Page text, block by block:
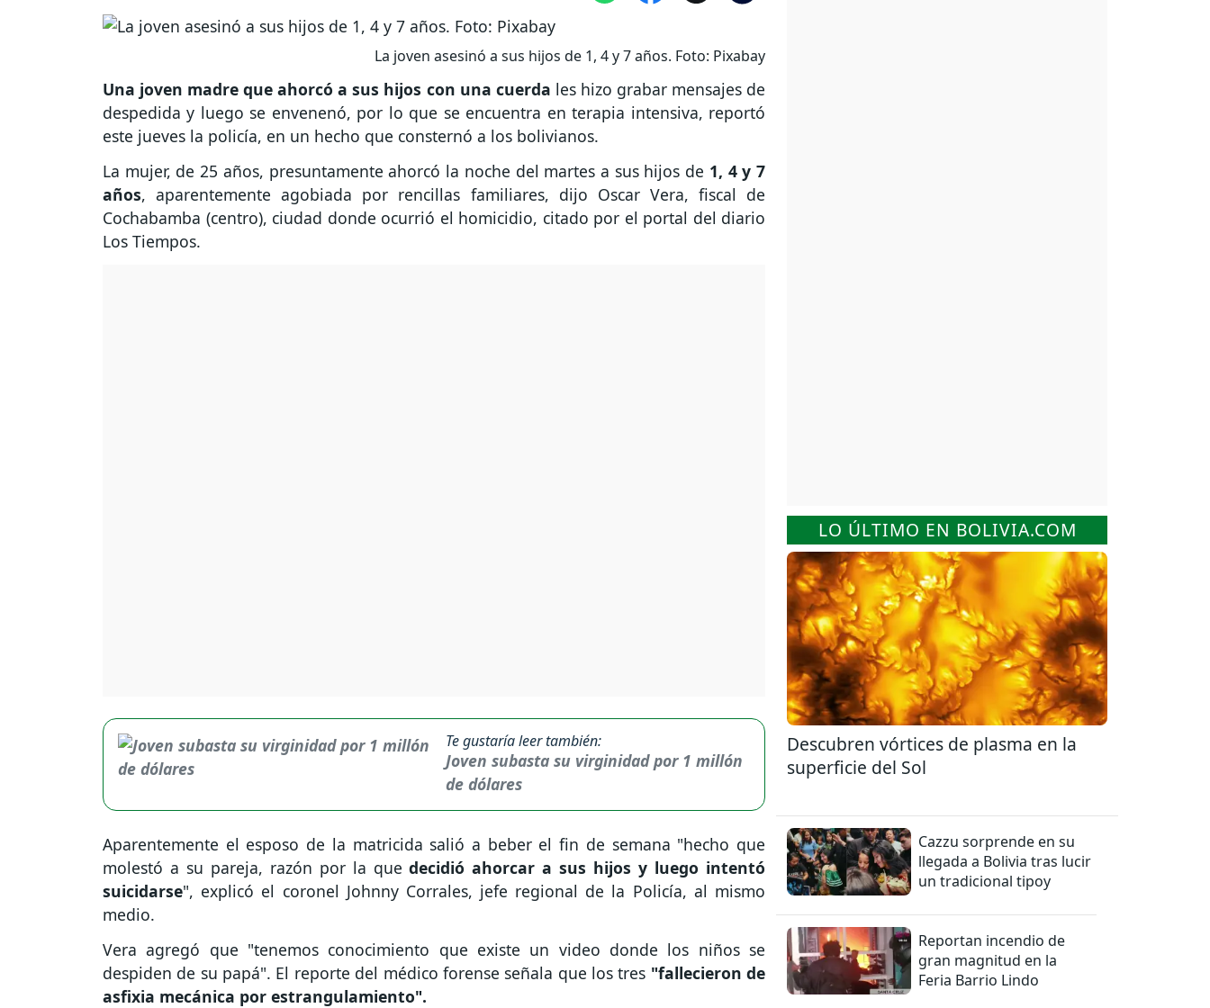
La joven asesinó a sus hijos de 1, 4 y 7 años. Foto: Pixabay
Una joven madre que ahorcó a sus hijos con una cuerda les hizo grabar mensajes de
despedida y luego se envenenó, por lo que se encuentra en terapia intensiva, reportó
este jueves la policía, en un hecho que consternó a los bolivianos.
La mujer, de 25 años, presuntamente ahorcó la noche del martes a sus hijos de 1, 4 y 7
años, aparentemente agobiada por rencillas familiares, dijo Oscar Vera, fiscal de
Cochabamba (centro), ciudad donde ocurrió el homicidio, citado por el portal del diario
Los Tiempos.
Te gustaría leer también:
Joven subasta su virginidad por 1 millón
de dólares
Aparentemente el esposo de la matricida salió a beber el fin de semana "hecho que
molestó a su pareja, razón por la quedecidió ahorcar a sus hijos y luego intentó
suicidarse", explicó el coronel Johnny Corrales, jefe regional de la Policía, al mismo
medio.
Vera agregó que "tenemos conocimiento que existe un video donde los niños se
despiden de su papá". El reporte del médico forense señala que los tres "fallecieron de
asfixia mecánica por estrangulamiento".
LO ÚLTIMO EN BOLIVIA.COM
Descubren vórtices de plasma en la
superficie del Sol
Cazzu sorprende en su
llegada a Bolivia tras lucir
un tradicional tipoy
Reportan incendio de
gran magnitud en la
Feria Barrio Lindo